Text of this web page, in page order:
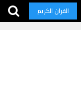
القران الكريم